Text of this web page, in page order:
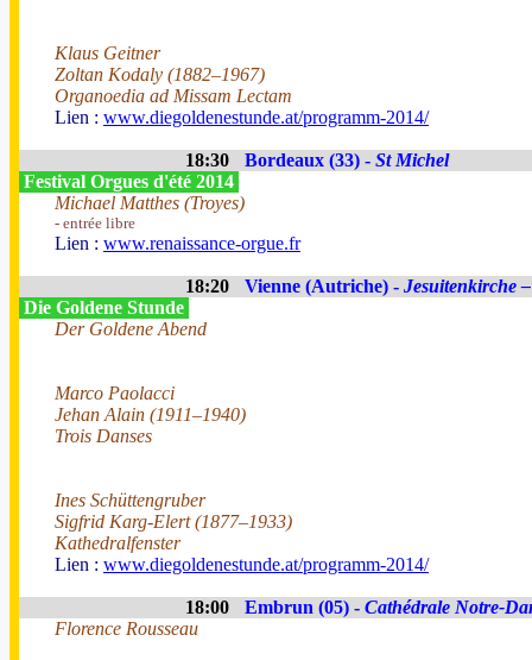
Klaus Geitner
Zoltan Kodaly (1882–1967)
Organoedia ad Missam Lectam
Lien : www.diegoldenestunde.at/programm-2014/
18:30 Bordeaux (33) - St Michel
Festival Orgues d'été 2014
Michael Matthes (Troyes)
- entrée libre
Lien : www.renaissance-orgue.fr
18:20 Vienne (Autriche) - Jesuitenkirche
Die Goldene Stunde
Der Goldene Abend
Marco Paolacci
Jehan Alain (1911–1940)
Trois Danses
Ines Schüttengruber
Sigfrid Karg-Elert (1877–1933)
Kathedralfenster
Lien : www.diegoldenestunde.at/programm-2014/
18:00 Embrun (05) - Cathédrale Notre-
Florence Rousseau